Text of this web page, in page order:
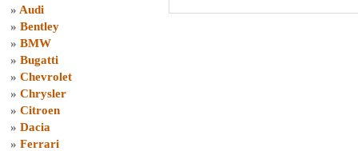
» Audi
» Bentley
» BMW
» Bugatti
» Chevrolet
» Chrysler
» Citroen
» Dacia
» Ferrari